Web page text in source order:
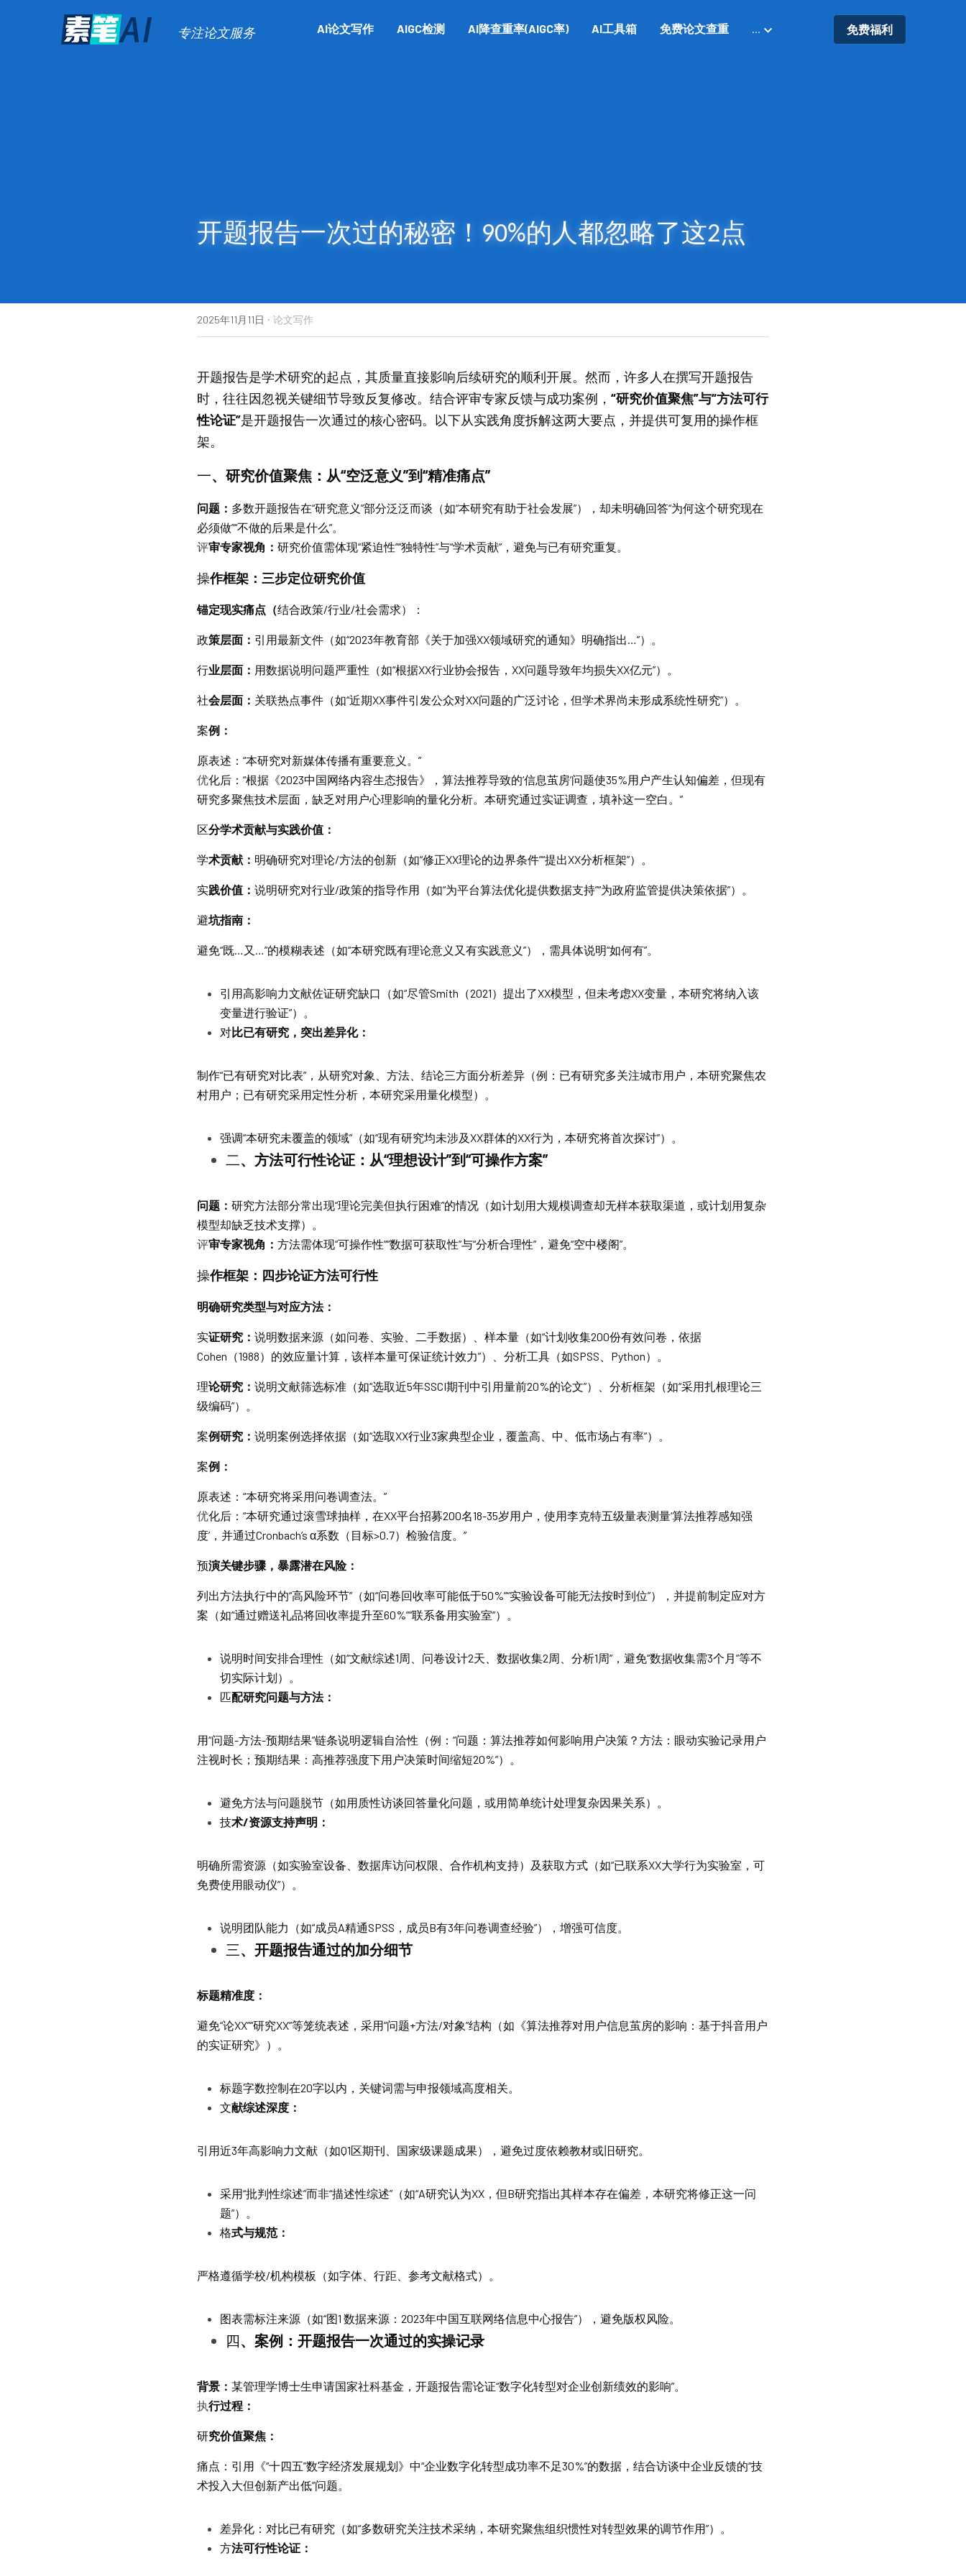
专注论文服务 AI论文写作 AIGC检测 AI降查重率(AIGC率) AI工具箱 免费论文查重 … 免费福利
开题报告一次过的秘密！90%的人都忽略了这2点
2025年11月11日 · 论文写作
开题报告是学术研究的起点，其质量直接影响后续研究的顺利开展。然而，许多人在撰写开题报告
时，往往因忽视关键细节导致反复修改。结合评审专家反馈与成功案例， “研究价值聚焦”与“方法可行
性论证”是开题报告一次通过的核心密码。以下从实践角度拆解这两大要点，并提供可复用的操作框
架。
一、研究价值聚焦：从“空泛意义”到“精准痛点”
问题： 多数开题报告在“研究意义”部分泛泛而谈（如“本研究有助于社会发展”），却未明确回答“为何这个研究现在
必须做”“不做的后果是什么”。
评审专家视角： 研究价值需体现“紧迫性”“独特性”与“学术贡献”，避免与已有研究重复。
操作框架：三步定位研究价值
锚定现实痛点（结合政策/行业/社会需求）：
政策层面： 引用最新文件（如“2023年教育部《关于加强XX领域研究的通知》明确指出…”）。
行业层面： 用数据说明问题严重性（如“根据XX行业协会报告，XX问题导致年均损失XX亿元”）。
社会层面： 关联热点事件（如“近期XX事件引发公众对XX问题的广泛讨论，但学术界尚未形成系统性研究”）。
案例：
原表述：“本研究对新媒体传播有重要意义。”
优化后：“根据《2023中国网络内容生态报告》，算法推荐导致的‘信息茧房’问题使35%用户产生认知偏差，但现有
研究多聚焦技术层面，缺乏对用户心理影响的量化分析。本研究通过实证调查，填补这一空白。”
区分学术贡献与实践价值：
学术贡献： 明确研究对理论/方法的创新（如“修正XX理论的边界条件”“提出XX分析框架”）。
实践价值： 说明研究对行业/政策的指导作用（如“为平台算法优化提供数据支持”“为政府监管提供决策依据”）。
避坑指南：
避免“既…又…”的模糊表述（如“本研究既有理论意义又有实践意义”），需具体说明“如何有”。
引用高影响力文献佐证研究缺口（如“尽管Smith（2021）提出了XX模型，但未考虑XX变量，本研究将纳入该
变量进行验证”）。
对比已有研究，突出差异化：
制作“已有研究对比表”，从研究对象、方法、结论三方面分析差异（例：已有研究多关注城市用户，本研究聚焦农
村用户；已有研究采用定性分析，本研究采用量化模型）。
强调“本研究未覆盖的领域”（如“现有研究均未涉及XX群体的XX行为，本研究将首次探讨”）。
二、方法可行性论证：从“理想设计”到“可操作方案”
问题： 研究方法部分常出现“理论完美但执行困难”的情况（如计划用大规模调查却无样本获取渠道，或计划用复杂
模型却缺乏技术支撑）。
评审专家视角： 方法需体现“可操作性”“数据可获取性”与“分析合理性”，避免“空中楼阁”。
操作框架：四步论证方法可行性
明确研究类型与对应方法：
实证研究： 说明数据来源（如问卷、实验、二手数据）、样本量（如“计划收集200份有效问卷，依据
Cohen（1988）的效应量计算，该样本量可保证统计效力”）、分析工具（如SPSS、Python）。
理论研究： 说明文献筛选标准（如“选取近5年SSCI期刊中引用量前20%的论文”）、分析框架（如“采用扎根理论三
级编码”）。
案例研究： 说明案例选择依据（如“选取XX行业3家典型企业，覆盖高、中、低市场占有率”）。
案例：
原表述：“本研究将采用问卷调查法。”
优化后：“本研究通过滚雪球抽样，在XX平台招募200名18-35岁用户，使用李克特五级量表测量‘算法推荐感知强
度’，并通过Cronbach’s α系数（目标>0.7）检验信度。”
预演关键步骤，暴露潜在风险：
列出方法执行中的“高风险环节”（如“问卷回收率可能低于50%”“实验设备可能无法按时到位”），并提前制定应对方
案（如“通过赠送礼品将回收率提升至60%”“联系备用实验室”）。
说明时间安排合理性（如“文献综述1周、问卷设计2天、数据收集2周、分析1周”，避免“数据收集需3个月”等不
切实际计划）。
匹配研究问题与方法：
用“问题-方法-预期结果”链条说明逻辑自洽性（例：“问题：算法推荐如何影响用户决策？方法：眼动实验记录用户
注视时长；预期结果：高推荐强度下用户决策时间缩短20%”）。
避免方法与问题脱节（如用质性访谈回答量化问题，或用简单统计处理复杂因果关系）。
技术/资源支持声明：
明确所需资源（如实验室设备、数据库访问权限、合作机构支持）及获取方式（如“已联系XX大学行为实验室，可
免费使用眼动仪”）。
说明团队能力（如“成员A精通SPSS，成员B有3年问卷调查经验”），增强可信度。
三、开题报告通过的加分细节
标题精准度：
避免“论XX”“研究XX”等笼统表述，采用“问题+方法/对象”结构（如《算法推荐对用户信息茧房的影响：基于抖音用户
的实证研究》）。
标题字数控制在20字以内，关键词需与申报领域高度相关。
文献综述深度：
引用近3年高影响力文献（如Q1区期刊、国家级课题成果），避免过度依赖教材或旧研究。
采用“批判性综述”而非“描述性综述”（如“A研究认为XX，但B研究指出其样本存在偏差，本研究将修正这一问
题”）。
格式与规范：
严格遵循学校/机构模板（如字体、行距、参考文献格式）。
图表需标注来源（如“图1 数据来源：2023年中国互联网络信息中心报告”），避免版权风险。
四、案例：开题报告一次通过的实操记录
背景： 某管理学博士生申请国家社科基金，开题报告需论证“数字化转型对企业创新绩效的影响”。
执行过程：
研究价值聚焦：
痛点：引用《“十四五”数字经济发展规划》中“企业数字化转型成功率不足30%”的数据，结合访谈中企业反馈的“技
术投入大但创新产出低”问题。
差异化：对比已有研究（如“多数研究关注技术采纳，本研究聚焦组织惯性对转型效果的调节作用”）。
方法可行性论证：